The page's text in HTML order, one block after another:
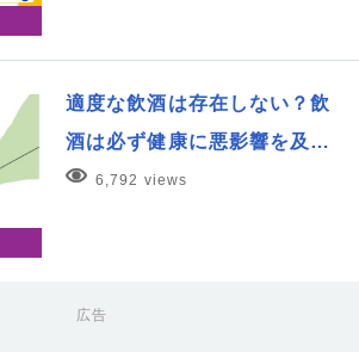
適度な飲酒は存在しない？飲
酒は必ず健康に悪影響を及…
6,792 views
広告